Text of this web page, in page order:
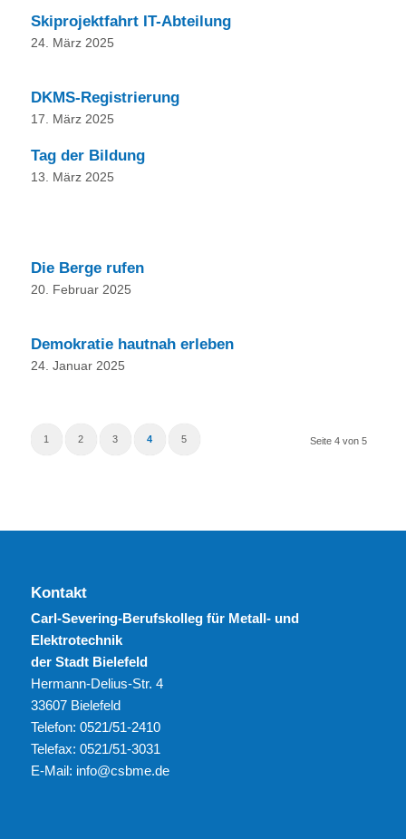
Skiprojektfahrt IT-Abteilung
24. März 2025
DKMS-Registrierung
17. März 2025
Tag der Bildung
13. März 2025
Die Berge rufen
20. Februar 2025
Demokratie hautnah erleben
24. Januar 2025
Seite 4 von 5
1 2 3 4 5
Kontakt
Carl-Severing-Berufskolleg für Metall- und
Elektrotechnik
der Stadt Bielefeld
Hermann-Delius-Str. 4
33607 Bielefeld
Telefon: 0521/51-2410
Telefax: 0521/51-3031
E-Mail: info@csbme.de